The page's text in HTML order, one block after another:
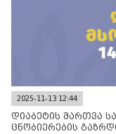
2025-11-13 12:44
დიაბეტის მართვა
ცნობიერების